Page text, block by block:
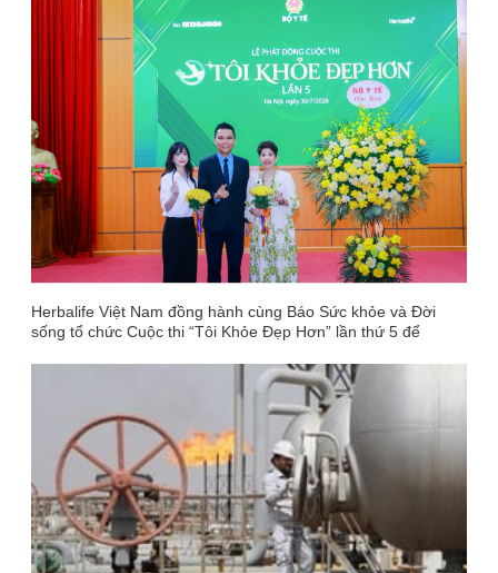
Herbalife Việt Nam đồng hành cùng Báo Sức khỏe và Đời
sống tổ chức Cuộc thi “Tôi Khỏe Đẹp Hơn” lần thứ 5 để